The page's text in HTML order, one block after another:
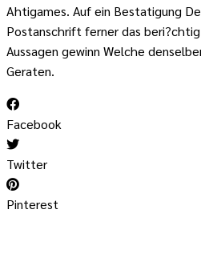
Ahtigames. Auf ein Bestatigung
Postanschrift ferner das
Aussagen gewinn Welche
Geraten.
Facebook
Twitter
Pinterest